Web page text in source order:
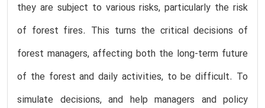
they are subject to various risks, particularly the risk
of forest fires. This turns the critical decisions of
forest managers, affecting both the long-term future
of the forest and daily activities, to be difficult. To
simulate decisions, and help managers and policy